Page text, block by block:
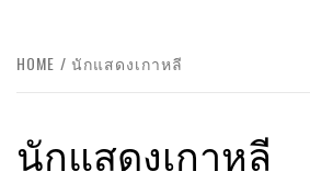
HOME นักแสดงเกาหลี
นักแสดงเกาหลี